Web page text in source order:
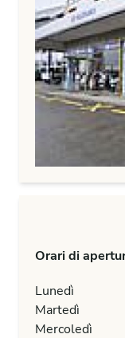
Orari di
Lunedì
Martedì
Mercoledì